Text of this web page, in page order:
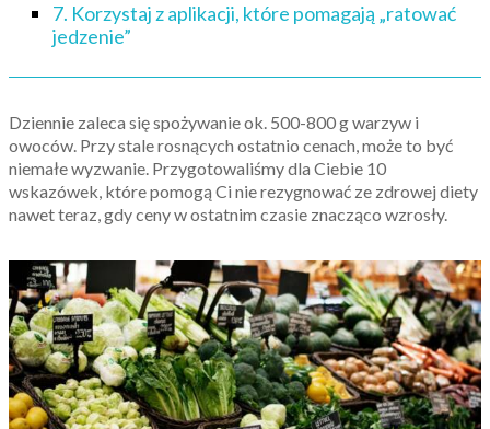
7. Korzystaj z aplikacji, które pomagają „ratować
jedzenie”
Dziennie zaleca się spożywanie ok. 500-800 g warzyw i
owoców. Przy stale rosnących ostatnio cenach, może to być
niemałe wyzwanie. Przygotowaliśmy dla Ciebie 10
wskazówek, które pomogą Ci nie rezygnować ze zdrowej diety
nawet teraz, gdy ceny w ostatnim czasie znacząco wzrosły.